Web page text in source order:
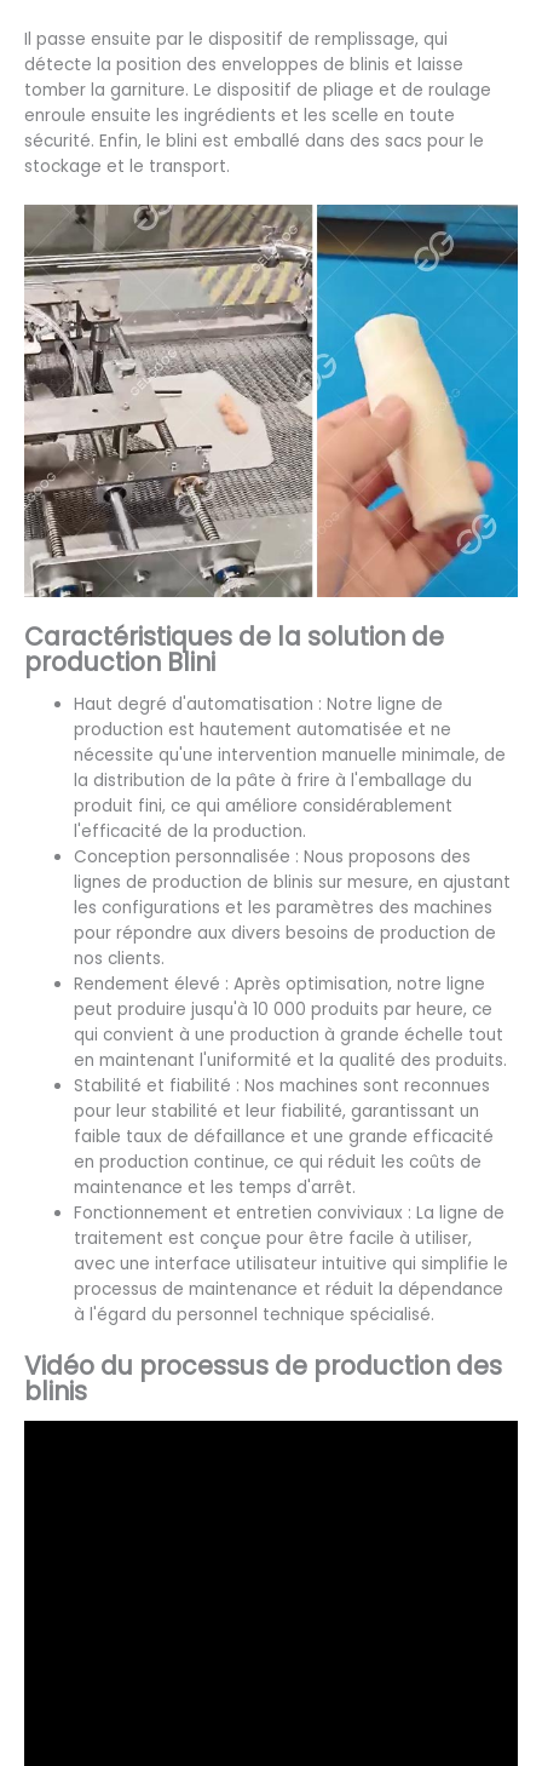
Il passe ensuite par le dispositif de remplissage, qui
détecte la position des enveloppes de blinis et laisse
tomber la garniture. Le dispositif de pliage et de roulage
enroule ensuite les ingrédients et les scelle en toute
sécurité. Enfin, le blini est emballé dans des sacs pour le
stockage et le transport.
Caractéristiques de la solution de
production Blini
Haut degré d'automatisation : Notre ligne de
production est hautement automatisée et ne
nécessite qu'une intervention manuelle minimale, de
la distribution de la pâte à frire à l'emballage du
produit fini, ce qui améliore considérablement
l'efficacité de la production.
Conception personnalisée : Nous proposons des
lignes de production de blinis sur mesure, en ajustant
les configurations et les paramètres des machines
pour répondre aux divers besoins de production de
nos clients.
Rendement élevé : Après optimisation, notre ligne
peut produire jusqu'à 10 000 produits par heure, ce
qui convient à une production à grande échelle tout
en maintenant l'uniformité et la qualité des produits.
Stabilité et fiabilité : Nos machines sont reconnues
pour leur stabilité et leur fiabilité, garantissant un
faible taux de défaillance et une grande efficacité
en production continue, ce qui réduit les coûts de
maintenance et les temps d'arrêt.
Fonctionnement et entretien conviviaux : La ligne de
traitement est conçue pour être facile à utiliser,
avec une interface utilisateur intuitive qui simplifie le
processus de maintenance et réduit la dépendance
à l'égard du personnel technique spécialisé.
Vidéo du processus de production des
blinis